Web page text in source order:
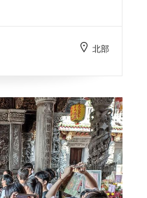
豐富的人文、自然
，從教室走向戶外
，帶領學生進行雙
將在地產業推向國
北部